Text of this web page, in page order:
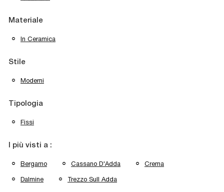
Materiale
In Ceramica
Stile
Moderni
Tipologia
Fissi
I più visti a :
Bergamo Cassano D'Adda Crema
Dalmine Trezzo Sull Adda